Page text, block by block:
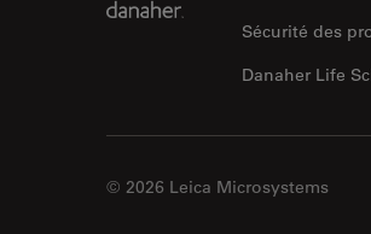
Sécurité des
Danaher Life
© 2026 Leica Microsystems